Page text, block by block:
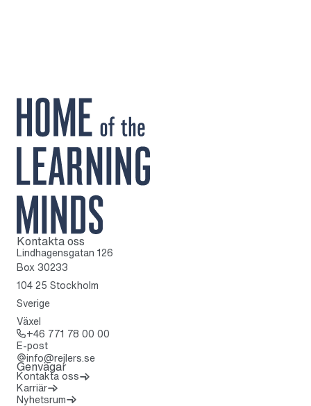
Till startsidan
Kontakta oss
Lindhagensgatan 126
Box 30233
104 25 Stockholm
Sverige
Växel
+46 771 78 00 00
E-post
info@rejlers.se
Genvägar
Kontakta oss
Karriär
Nyhetsrum